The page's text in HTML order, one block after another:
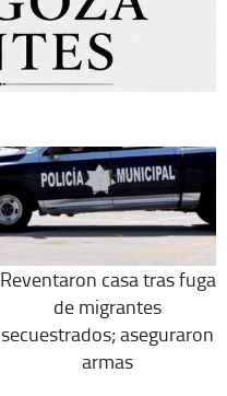
Reventaron casa tras fuga
de migrantes
secuestrados; aseguraron
armas